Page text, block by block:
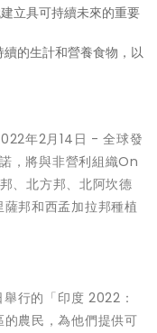
立具可持續未來的重要
的生計和營養食物，以
年2月14日 - 全球發
，將與非營利組織On
、北方邦、北阿坎德
邦和西孟加拉邦種植
行的「印度 2022：
農民，為他們提供可